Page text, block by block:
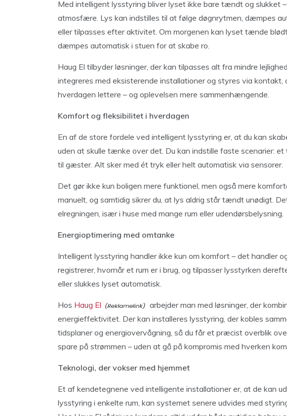
Med intelligent lysstyring bliver lyset ikke bare tændt og slukket
atmosfære. Lys kan indstilles til at følge døgnrytmen, dæmpes
eller tilpasses efter aktivitet. Om morgenen kan lyset tænde
dæmpes automatisk i stuen for at skabe ro.
Haug El tilbyder løsninger, der kan tilpasses alt fra mindre
integreres med eksisterende installationer og styres via kontakt,
hverdagen lettere – og oplevelsen mere sammenhængende.
Komfort og fleksibilitet i hverdagen
En af de store fordele ved intelligent lysstyring er, at du kan
uden at skulle tænke over det. Du kan indstille faste scenarier:
til gæster. Alt sker med ét tryk eller helt automatisk via sensorer.
Det gør ikke kun boligen mere funktionel, men også mere
manuelt, og samtidig sikrer du, at lys aldrig står tændt unødigt.
elregningen, især i huse med mange rum eller udendørsbelysning.
Energioptimering med omtanke
Intelligent lysstyring handler ikke kun om komfort – det handler
registrerer, hvornår et rum er i brug, og tilpasser lysstyrken
eller slukkes lyset automatisk.
Hos Haug El
arbejder man med løsninger, der
energieffektivitet. Der kan installeres lysstyring, der kobles
tidsplaner og energiovervågning, så du får et præcist overblik
spare på strømmen – uden at gå på kompromis med hverken
Teknologi, der vokser med hjemmet
Et af kendetegnene ved intelligente installationer er, at de kan
lysstyring i enkelte rum, kan systemet senere udvides med